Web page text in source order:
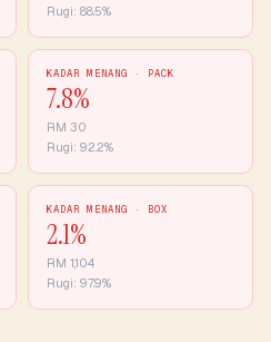
Rugi: 88.5%
KADAR MENANG · PACK
7.8%
RM 30
Rugi: 92.2%
KADAR MENANG · BOX
2.1%
RM 1,104
Rugi: 97.9%